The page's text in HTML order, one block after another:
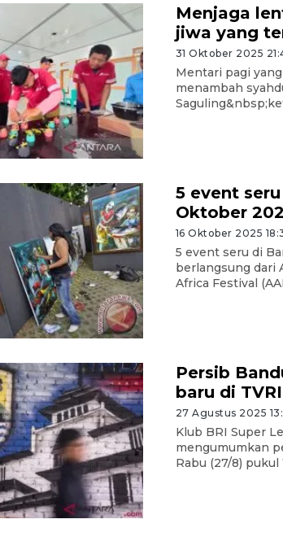
Menjaga
jiwa yang
31 Oktober 2025
Mentari pagi
menambah
5 event
Oktober
16 Oktober 2025
5 event seru di
berlangsung dari
Africa Festival
Persib
baru di
27 Agustus 2025
Klub BRI Super
mengumumkan
Rabu (27/8) pukul
31